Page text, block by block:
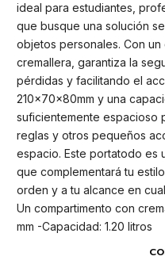
ideal para estudiantes,
que busque una solución
objetos personales. Con
cremallera, garantiza la
pérdidas y facilitando el
210x70x80mm y una
suficientemente espacioso
reglas y otros pequeños
espacio. Este portatodo es
que complementará tu
orden y a tu alcance en
Un compartimento con
mm -Capacidad: 1.20 litros